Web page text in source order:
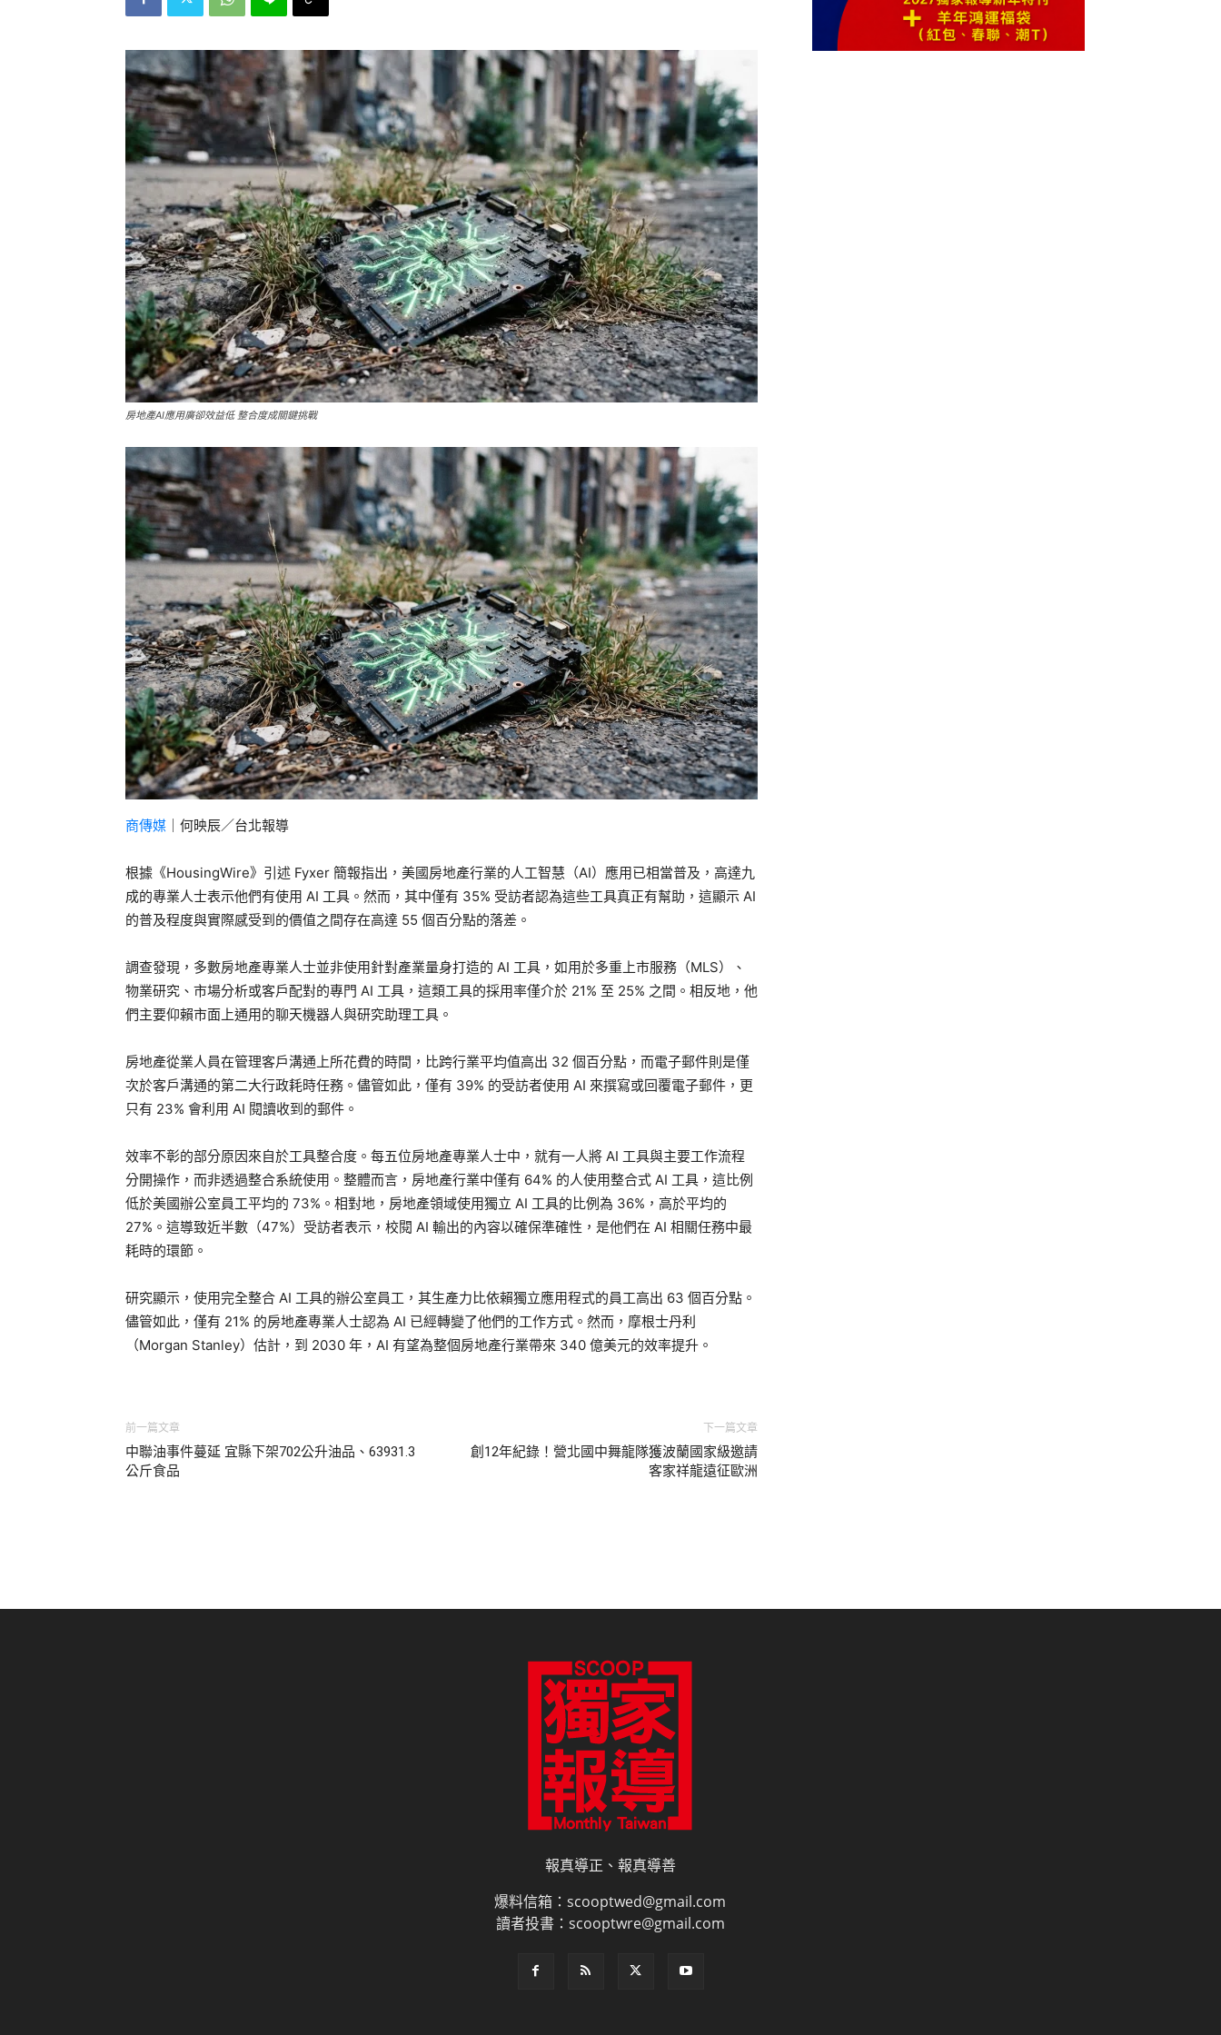
房地產AI應用廣卻效益低 整合度成關鍵挑戰
商傳媒 ｜何映辰／台北報導
根據《HousingWire》引述 Fyxer 簡報指出，美國房地產行業的人工智慧（AI）應用已相當普及，高達九
成的專業人士表示他們有使用 AI 工具。然而，其中僅有 35% 受訪者認為這些工具真正有幫助，這顯示 AI
的普及程度與實際感受到的價值之間存在高達 55 個百分點的落差。
調查發現，多數房地產專業人士並非使用針對產業量身打造的 AI 工具，如用於多重上市服務（MLS）、
物業研究、市場分析或客戶配對的專門 AI 工具，這類工具的採用率僅介於 21% 至 25% 之間。相反地，他
們主要仰賴市面上通用的聊天機器人與研究助理工具。
房地產從業人員在管理客戶溝通上所花費的時間，比跨行業平均值高出 32 個百分點，而電子郵件則是僅
次於客戶溝通的第二大行政耗時任務。儘管如此，僅有 39% 的受訪者使用 AI 來撰寫或回覆電子郵件，更
只有 23% 會利用 AI 閱讀收到的郵件。
效率不彰的部分原因來自於工具整合度。每五位房地產專業人士中，就有一人將 AI 工具與主要工作流程
分開操作，而非透過整合系統使用。整體而言，房地產行業中僅有 64% 的人使用整合式 AI 工具，這比例
低於美國辦公室員工平均的 73%。相對地，房地產領域使用獨立 AI 工具的比例為 36%，高於平均的
27%。這導致近半數（47%）受訪者表示，校閱 AI 輸出的內容以確保準確性，是他們在 AI 相關任務中最
耗時的環節。
研究顯示，使用完全整合 AI 工具的辦公室員工，其生產力比依賴獨立應用程式的員工高出 63 個百分點。
儘管如此，僅有 21% 的房地產專業人士認為 AI 已經轉變了他們的工作方式。然而，摩根士丹利
（Morgan Stanley）估計，到 2030 年，AI 有望為整個房地產行業帶來 340 億美元的效率提升。
前一篇文章
中聯油事件蔓延 宜縣下架702公升油品、63931.3
公斤食品
下一篇文章
創12年紀錄！營北國中舞龍隊獲波蘭國家級邀請
客家祥龍遠征歐洲
報真導正、報真導善
爆料信箱：scooptwed@gmail.com
讀者投書：scooptwre@gmail.com